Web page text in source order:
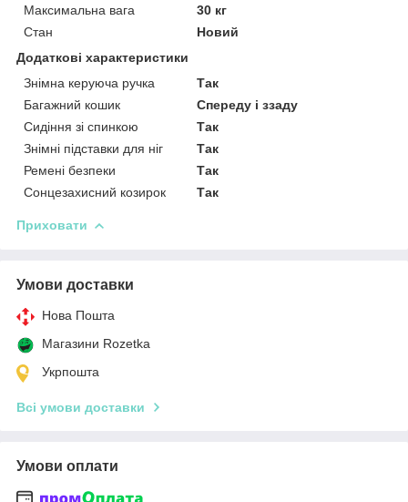
Максимальна вага
30 кг
Стан
Новий
Додаткові характеристики
Знімна керуюча ручка
Так
Багажний кошик
Спереду і ззаду
Сидіння зі спинкою
Так
Знімні підставки для ніг
Так
Ремені безпеки
Так
Сонцезахисний козирок
Так
Приховати
Умови доставки
Нова Пошта
Магазини Rozetka
Укрпошта
Всі умови доставки
Умови оплати